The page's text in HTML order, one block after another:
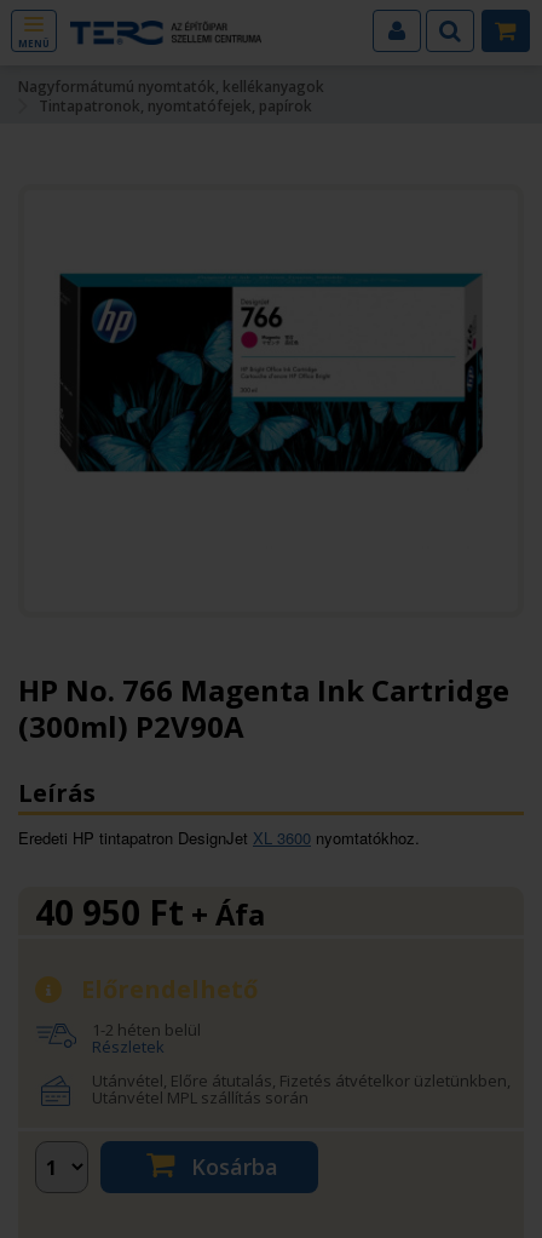
MENÜ
Nagyformátumú nyomtatók, kellékanyagok
Tintapatronok, nyomtatófejek, papírok
HP No. 766 Magenta Ink Cartridge
(300ml) P2V90A
Leírás
Eredeti HP tintapatron DesignJet XL 3600 nyomtatókhoz.
40 950 Ft + Áfa
Előrendelhető
1-2 héten belül
Részletek
Utánvétel, Előre átutalás, Fizetés átvételkor üzletünkben,
Utánvétel MPL szállítás során
Kosárba